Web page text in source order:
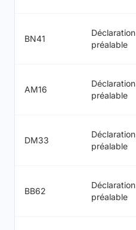
BN41
Déclaration
préalable
AM16
Déclaration
préalable
DM33
Déclaration
préalable
BB62
Déclaration
préalable